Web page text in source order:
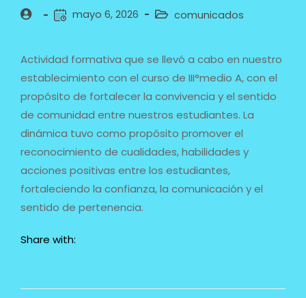
mayo 6, 2026 comunicados
Actividad formativa que se llevó a cabo en nuestro
establecimiento con el curso de III°medio A, con el
propósito de fortalecer la convivencia y el sentido
de comunidad entre nuestros estudiantes. La
dinámica tuvo como propósito promover el
reconocimiento de cualidades, habilidades y
acciones positivas entre los estudiantes,
fortaleciendo la confianza, la comunicación y el
sentido de pertenencia.
Share with: